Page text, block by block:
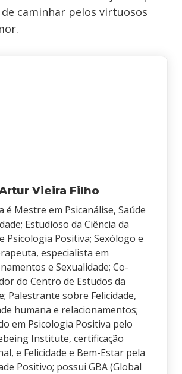
caminhar pelos virtuosos
Vieira Filho
é Mestre em Psicanálise, Saúde
Estudioso da Ciência da
Psicologia Positiva; Sexólogo e
especialista em
e Sexualidade; Co-
do Centro de Estudos da
Palestrante sobre Felicidade,
humana e relacionamentos;
em Psicologia Positiva pelo
Institute, certificação
e Felicidade e Bem-Estar pela
Positivo; possui GBA (Global